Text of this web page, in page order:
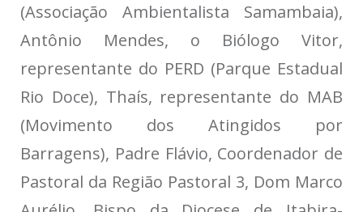
(Associação Ambientalista Samambaia),
Antônio Mendes, o Biólogo Vitor,
representante do PERD (Parque Estadual
Rio Doce), Thaís, representante do MAB
(Movimento dos Atingidos por
Barragens), Padre Flávio, Coordenador de
Pastoral da Região Pastoral 3, Dom Marco